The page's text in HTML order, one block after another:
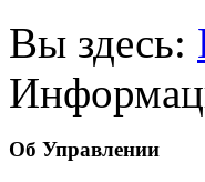
Вы здесь:
Об Управлении